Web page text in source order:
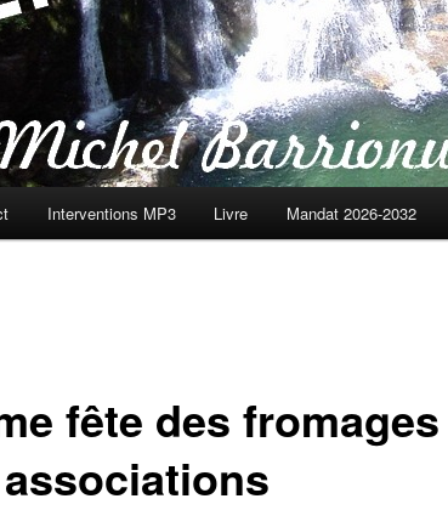
Interventions MP3 Livre Mandat 2026-2032
fête des